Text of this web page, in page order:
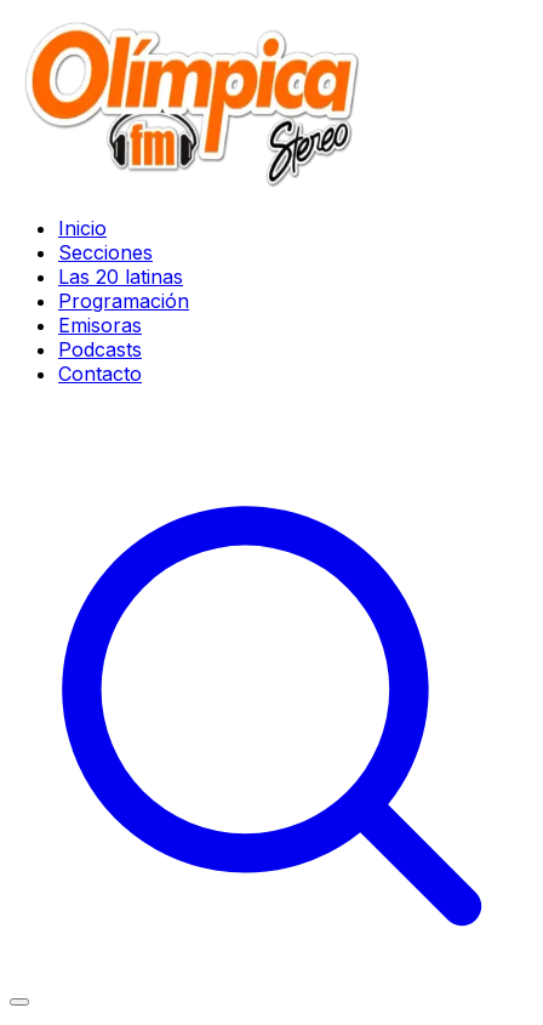
Inicio
Secciones
Las 20 latinas
Programación
Emisoras
Podcasts
Contacto